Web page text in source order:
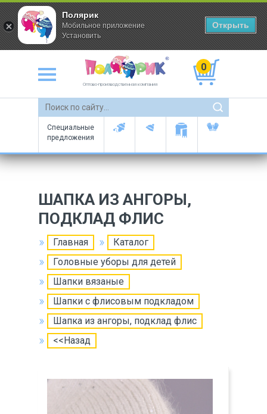
Оптово-производственная компания
0
Специальные
предложения
ШАПКА ИЗ АНГОРЫ,
ПОДКЛАД ФЛИС
Главная
Каталог
Головные уборы для детей
Шапки вязаные
Шапки с флисовым подкладом
Шапка из ангоры, подклад флис
<<Назад
Полярик
Мобильное приложение
Установить
Открыть